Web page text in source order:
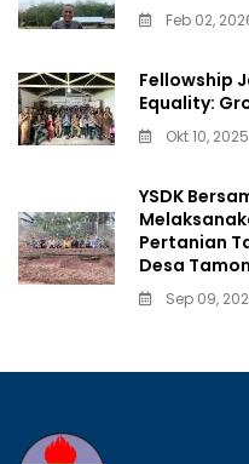
Feb 02,
Fellowship
Equality:
Okt 10, 2025
YSDK
Pertanian
Desa
Sep 09,